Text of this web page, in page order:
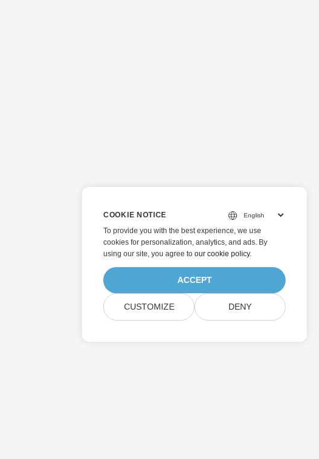
COOKIE NOTICE
To provide you with the best experience, we use
cookies for personalization, analytics, and ads. By
using our site, you agree to our cookie policy.
ACCEPT
CUSTOMIZE DENY